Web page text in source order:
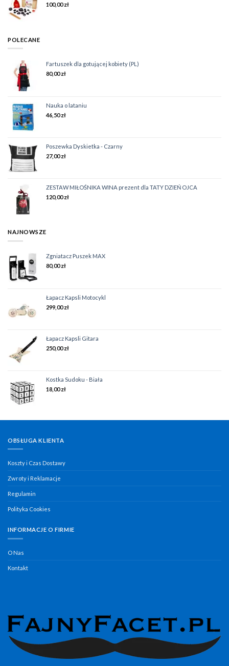
100,00zł
POLECANE
Fartuszek dla gotującej kobiety (PL)
80,00zł
Nauka o lataniu
46,50zł
Poszewka Dyskietka - Czarny
27,00zł
ZESTAW MIŁOŚNIKA WINA prezent dla TATY DZIEŃ OJCA
120,00zł
NAJNOWSZE
Zgniatacz Puszek MAX
80,00zł
Łapacz Kapsli Motocykl
299,00zł
Łapacz Kapsli Gitara
250,00zł
Kostka Sudoku - Biała
18,00zł
OBSŁUGA KLIENTA
Koszty i Czas Dostawy
Zwroty i Reklamacje
Regulamin
Polityka Cookies
INFORMACJE O FIRMIE
O Nas
Kontakt